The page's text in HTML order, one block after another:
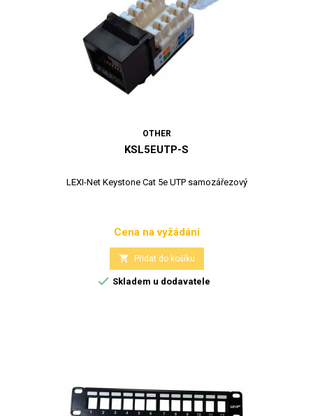
OTHER
KSL5EUTP-S
LEXI-Net Keystone Cat 5e UTP samozářezový
Cena
Cena na vyžádání
 Přidat do košíku
 Skladem u dodavatele